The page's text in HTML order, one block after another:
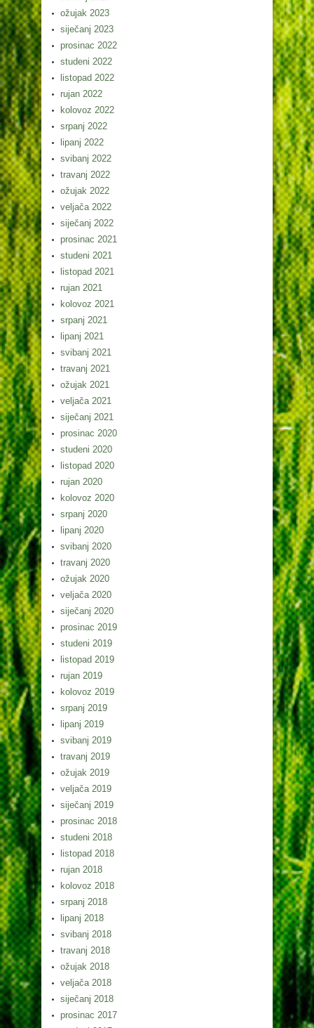
ožujak 2023
siječanj 2023
prosinac 2022
studeni 2022
listopad 2022
rujan 2022
kolovoz 2022
srpanj 2022
lipanj 2022
svibanj 2022
travanj 2022
ožujak 2022
veljača 2022
siječanj 2022
prosinac 2021
studeni 2021
listopad 2021
rujan 2021
kolovoz 2021
srpanj 2021
lipanj 2021
svibanj 2021
travanj 2021
ožujak 2021
veljača 2021
siječanj 2021
prosinac 2020
studeni 2020
listopad 2020
rujan 2020
kolovoz 2020
srpanj 2020
lipanj 2020
svibanj 2020
travanj 2020
ožujak 2020
veljača 2020
siječanj 2020
prosinac 2019
studeni 2019
listopad 2019
rujan 2019
kolovoz 2019
srpanj 2019
lipanj 2019
svibanj 2019
travanj 2019
ožujak 2019
veljača 2019
siječanj 2019
prosinac 2018
studeni 2018
listopad 2018
rujan 2018
kolovoz 2018
srpanj 2018
lipanj 2018
svibanj 2018
travanj 2018
ožujak 2018
veljača 2018
siječanj 2018
prosinac 2017